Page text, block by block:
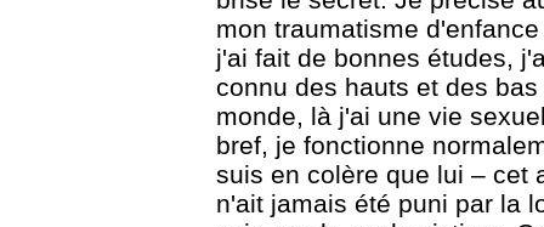
mon traumatisme
j'ai fait de bonnes études,
connu des hauts et des
monde, là j'ai une vie
bref, je fonctionne
suis en colère que lui – cet
n'ait jamais été puni par la